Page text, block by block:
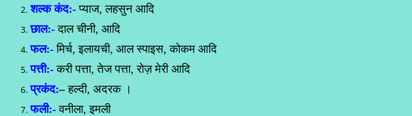
शल्क कंद:-प्याज, लहसुन आदि
छाल:- दाल चीनी, आदि
फल:-मिर्च, इलायची, आल स्पाइस, कोकम आदि
पत्ती:-करी पत्ता, तेज पत्ता, रोज़ मेरी आदि
प्रकंद:–हल्दी, अदरक ।
फली:- वनीला, इमली